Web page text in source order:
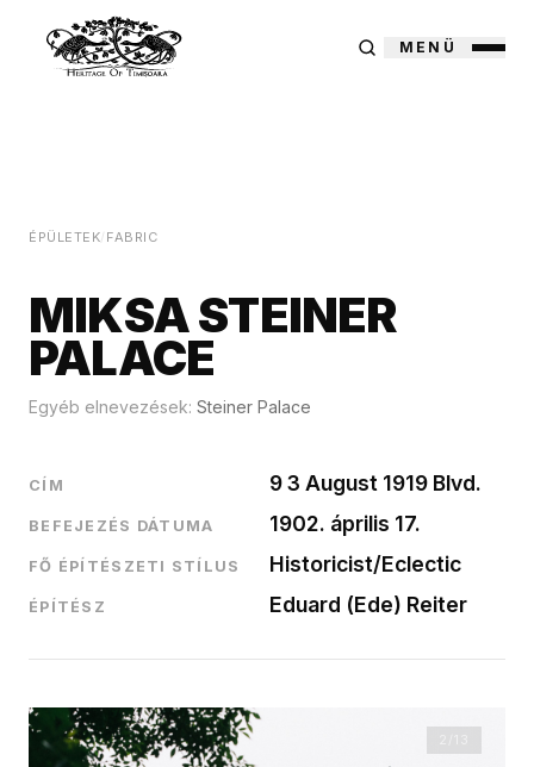
MENÜ
ÉPÜLETEK FABRIC
MIKSA STEINER
PALACE
Egyéb elnevezések: Steiner Palace
CÍM 9 3 August 1919 Blvd.
BEFEJEZÉS DÁTUMA 1902. április 17.
FŐ ÉPÍTÉSZETI STÍLUS Historicist/Eclectic
ÉPÍTÉSZ Eduard (Ede) Reiter